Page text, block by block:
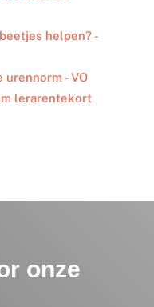
helpen? -
- VO
lerarentekort
onze